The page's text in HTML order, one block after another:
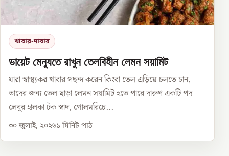
খাবার-দাবার
ডায়েট মেন্যুতে রাখুন তেলবিহীন লেমন সয়ামিট
যারা স্বাস্থ্যকর খাবার পছন্দ করেন কিংবা তেল এড়িয়ে চলতে চান,
তাদের জন্য তেল ছাড়া লেমন সয়ামিট হতে পারে দারুণ একটি পদ।
লেবুর হালকা টক স্বাদ, গোলমরিচে...
৩০ জুলাই, ২০২৬১ মিনিট পাঠ